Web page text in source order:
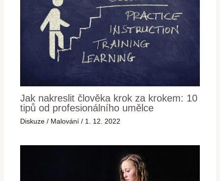
Jak nakreslit člověka krok za krokem: 10
tipů od profesionálního umělce
Diskuze / Malování / 1. 12. 2022